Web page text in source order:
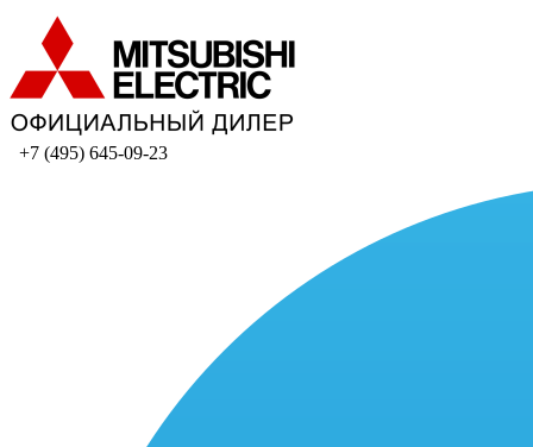
+7 (495) 645-09-23